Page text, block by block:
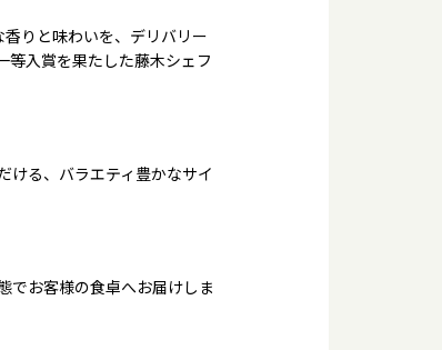
りと味わいを、デリバリー
等入賞を果たした藤木シェフ
ける、バラエティ豊かなサイ
でお客様の食卓へお届けしま